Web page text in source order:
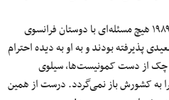
ایرِنا هنگامی که در پاریس بود تا سال ۱۹۸۹ هیچ مسئله‌ای با دوستان فرانسوی
پذیرفته بودند و به او به دیده احترام
از دست کمونیست‌ها، سیلوی
کشورش باز نمی‌گردد. درست از همین